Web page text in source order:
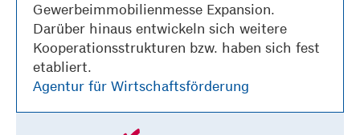
Gewerbeimmobilienmesse Expansion.
Darüber hinaus entwickeln sich weitere
Kooperationsstrukturen bzw. haben sich fest
etabliert.
Agentur für Wirtschaftsförderung